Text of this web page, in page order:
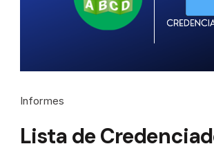
Informes
Lista de